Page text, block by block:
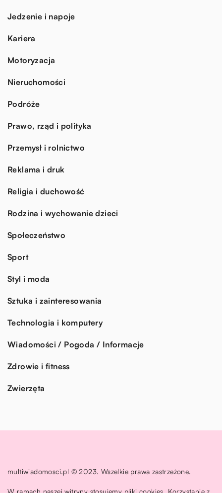
Jedzenie i napoje
Kariera
Motoryzacja
Nieruchomości
Podróże
Prawo, rząd i polityka
Przemysł i rolnictwo
Reklama i druk
Religia i duchowość
Rodzina i wychowanie dzieci
Społeczeństwo
Sport
Styl i moda
Sztuka i zainteresowania
Technologia i komputery
Wiadomości / Pogoda / Informacje
Zdrowie i fitness
Zwierzęta
multiwiadomosci.pl © 2023. Wszelkie prawa zastrzeżone.
W ramach naszej witryny stosujemy pliki cookies. Korzystanie z